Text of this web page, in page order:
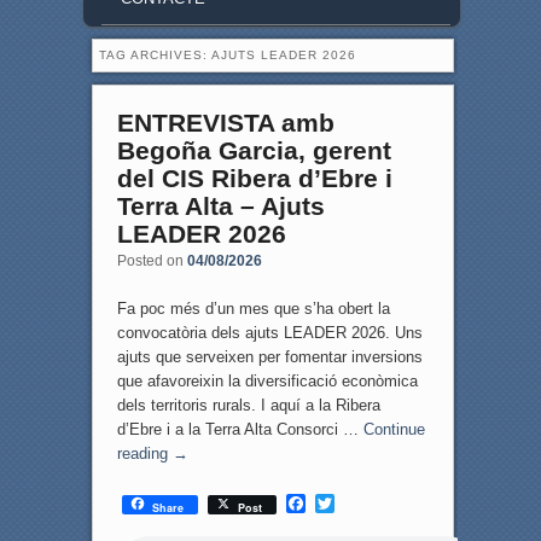
TAG ARCHIVES: AJUTS LEADER 2026
ENTREVISTA amb
Begoña Garcia, gerent
del CIS Ribera d’Ebre i
Terra Alta – Ajuts
LEADER 2026
Posted on 04/08/2026
Fa poc més d’un mes que s’ha obert la
convocatòria dels ajuts LEADER 2026. Uns
ajuts que serveixen per fomentar inversions
que afavoreixin la diversificació econòmica
dels territoris rurals. I aquí a la Ribera
d’Ebre i a la Terra Alta Consorci … Continue
reading →
Share Post
F
T